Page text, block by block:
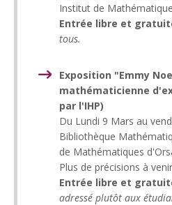
Institut de
Entrée libre et
tous.
Exposition "Emmy
mathématicienne
par l'IHP)
Du Lundi 9 Mars au
Bibliothèque
de Mathématiques
Plus de précisions à
Entrée libre et
adressé plutôt aux